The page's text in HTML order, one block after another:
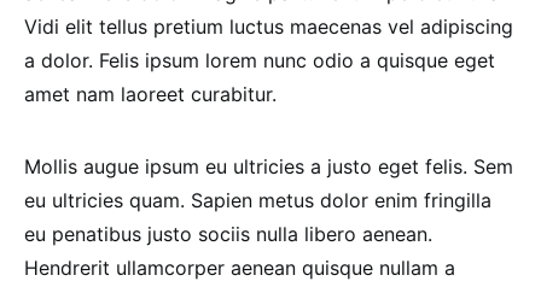
Vidi elit tellus pretium luctus maecenas vel adipiscing
a dolor. Felis ipsum lorem nunc odio a quisque eget
amet nam laoreet curabitur.
Mollis augue ipsum eu ultricies a justo eget felis. Sem
eu ultricies quam. Sapien metus dolor enim fringilla
eu penatibus justo sociis nulla libero aenean.
Hendrerit ullamcorper aenean quisque nullam a